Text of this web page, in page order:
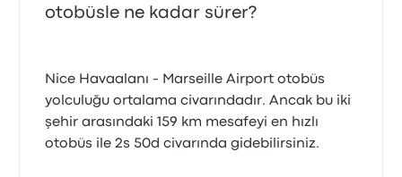
otobüsle ne kadar sürer?
Nice Havaalanı - Marseille Airport otobüs
yolculuğu ortalama civarındadır. Ancak bu iki
şehir arasındaki 159 km mesafeyi en hızlı
otobüs ile 2s 50d civarında gidebilirsiniz.